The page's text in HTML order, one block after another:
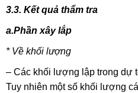
3.3. Kết quả thẩm tra
a.Phần xây lắp
* Về khối lượng
– Các khối lượng lập trong dự
Tuy nhiên một số khối lượng